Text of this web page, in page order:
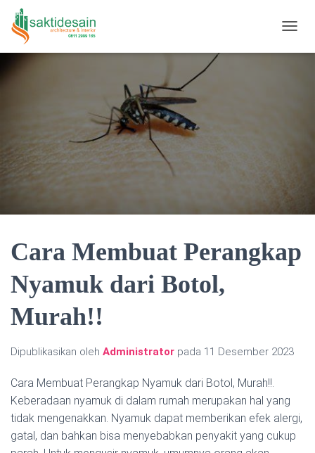
Cara Membuat Perangkap
Nyamuk dari Botol,
Murah!!
Dipublikasikan oleh Administrator pada 11 Desember 2023
Cara Membuat Perangkap Nyamuk dari Botol, Murah!!.
Keberadaan nyamuk di dalam rumah merupakan hal yang
tidak mengenakkan. Nyamuk dapat memberikan efek alergi,
gatal, dan bahkan bisa menyebabkan penyakit yang cukup